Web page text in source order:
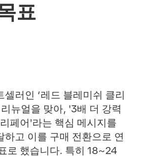
표
러인 ‘레드 블레미쉬 클리
뉴얼을 맞아, '3배 더 강력
페어'라는 핵심 메시지를
하고 이를 구매 전환으로 연
로 했습니다. 특히 18~24